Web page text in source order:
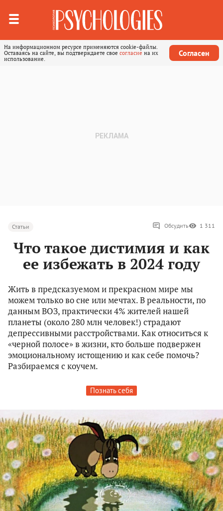
На информационном ресурсе применяются cookie-файлы.
Оставаясь на сайте, вы подтверждаете свое согласие на их
использование.
Согласен
Статьи Обсудить 1 311
Что такое дистимия и как
ее избежать в 2024 году
Жить в предсказуемом и прекрасном мире мы
можем только во сне или мечтах. В реальности, по
данным ВОЗ, практически 4% жителей нашей
планеты (около 280 млн человек!) страдают
депрессивными расстройствами. Как относиться к
«черной полосе» в жизни, кто больше подвержен
эмоциональному истощению и как себе помочь?
Разбираемся с коучем.
Познать себя